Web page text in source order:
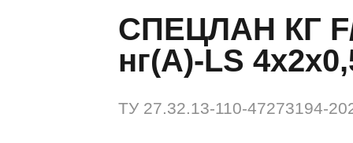
СПЕЦЛАН КГ F/
нг(A)-LS
ТУ 27.32.13-110-47273194-